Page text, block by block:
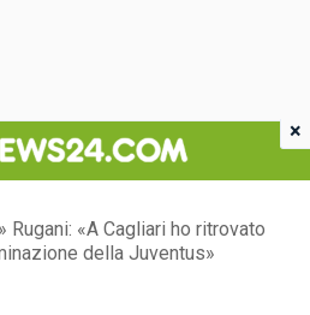
» Rugani: «A Cagliari ho ritrovato
della Juventus»
×